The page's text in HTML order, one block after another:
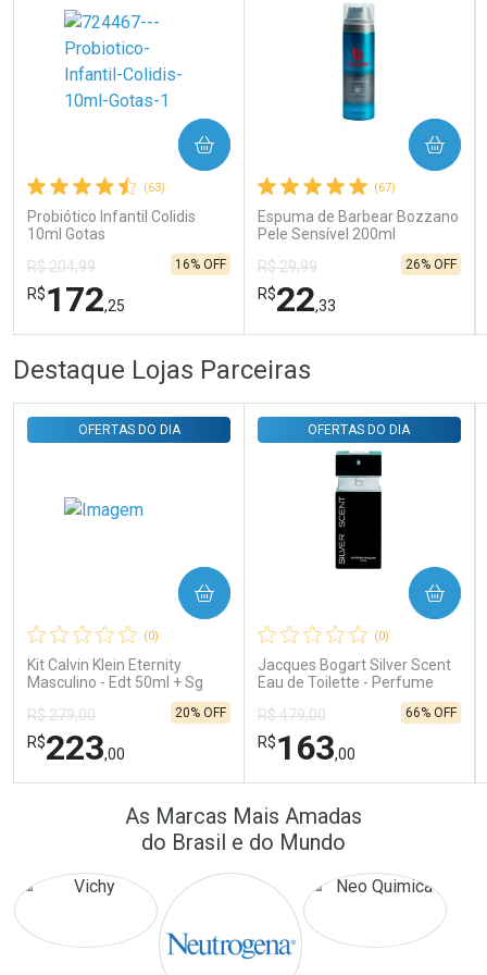
Ativar Desconto
Comprar sem Desconto
Por R$ 31,35/cada
Comprar sem Desconto
Por R$ 31,35/cada
(63)
Probiótico Infantil Colidis
10ml Gotas
R$ 204,99
R$172,25
16% OFF
COMPRAR
FECHAR
Laboratório
Comprar sem Desconto
Por R$ 172,25/cada
FECHAR
Por Menos
Comprar sem Desconto
Por R$ 172,25/cada
(67)
Espuma de Barbear Bozzano
Pele Sensível 200ml
R$ 29,99
R$22,33
26% OFF
COMPRAR
Comprar sem Desconto
Por R$ 22,33/cada
Por Menos
Comprar sem Desconto
Por R$ 22,33/cada
Destaque Lojas Parceiras
(0)
Kit Calvin Klein Eternity
Masculino - Edt 50ml + Sg
OFERTAS DO DIA
R$ 279,00
R$223,00
20% OFF
COMPRAR
FECHAR
FECHAR
Por Menos
(0)
Jacques Bogart Silver Scent
Eau de Toilette - Perfume
OFERTAS DO DIA
R$ 479,00
R$163,00
66% OFF
COMPRAR
Laboratório
Por Menos
As Marcas Mais Amadas
do Brasil e do Mundo